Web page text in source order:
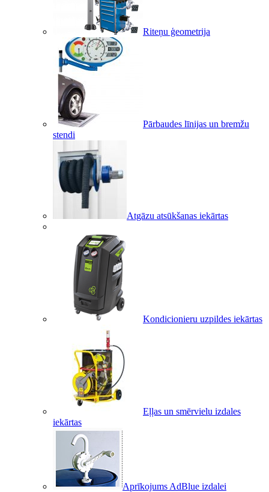
Riteņu ģeometrija
Pārbaudes līnijas un bremžu
stendi
Atgāzu atsūkšanas iekārtas
Kondicionieru uzpildes iekārtas
Eļļas un smērvielu izdales
iekārtas
Aprīkojums AdBlue izdalei